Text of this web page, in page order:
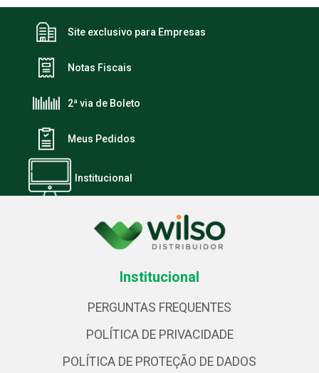
Site exclusivo para Empresas
Notas Fiscais
2ª via de Boleto
Meus Pedidos
Institucional
Institucional
PERGUNTAS FREQUENTES
POLÍTICA DE PRIVACIDADE
POLÍTICA DE PROTEÇÃO DE DADOS